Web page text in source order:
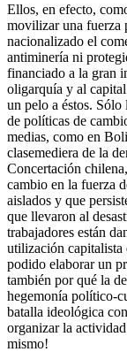
Ellos, en efecto,
movilizar una fuerza
nacionalizado el
antiminería ni
financiado a la gran
oligarquía y al
un pelo a éstos.
de políticas de
medias, como en
clasemediera de la
Concertación
cambio en la fuerza
aislados y que
que llevaron al
trabajadores están
utilización capitalista
podido elaborar un
también por qué la
hegemonía político-
batalla ideológica
organizar la
mismo!